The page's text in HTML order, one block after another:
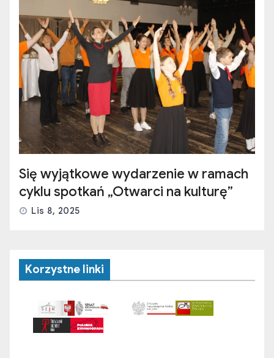
Się wyjątkowe wydarzenie w ramach
cyklu spotkań „Otwarci na kulturę”
Lis 8, 2025
Korzystne linki